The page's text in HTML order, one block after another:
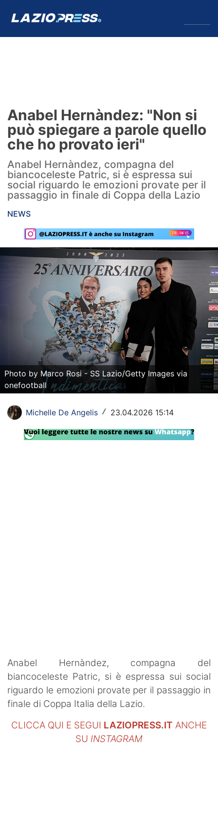
Formello
Infortuni
Primavera
Calciomercato
Lazio Women
Rassegna Lazio
Social
Calcio
Serie A
Champions League
Europa League
Altri Sport
Formula 1
Tennis
Anabel Hernàndez: "Non si
può spiegare a parole quello
che ho provato ieri"
Anabel Hernàndez, compagna del
biancoceleste Patric, si è espressa sui
social riguardo le emozioni provate per il
passaggio in finale di Coppa della Lazio
NEWS
Photo by Marco Rosi - SS Lazio/Getty Images via
onefootball
Michelle De Angelis / 23.04.2026 15:14
Anabel Hernàndez, compagna del
biancoceleste Patric, si è espressa sui social
riguardo le emozioni provate per il passaggio in
finale di Coppa Italia della Lazio.
CLICCA QUI E SEGUI LAZIOPRESS.IT ANCHE
SU INSTAGRAM